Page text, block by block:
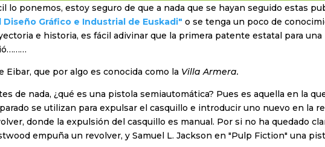
lo ponemos, estoy seguro de que a nada que se hayan seguido estas
Diseño Gráfico e Industrial de Euskadi" o se tenga un poco de
e historia, es fácil adivinar que la primera patente estatal para
Eibar, que por algo es conocida como la Villa Armera.
de nada, ¿qué es una pistola semiautomática? Pues es aquella en la
se utilizan para expulsar el casquillo e introducir uno nuevo en la
donde la expulsión del casquillo es manual. Por si no ha quedado
empuña un revolver, y Samuel L. Jackson en "Pulp Fiction" una